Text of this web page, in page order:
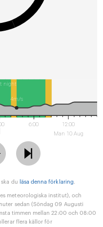
night
6:00
12:00
Man 10 Aug
4m/s
du läsa denna förklaring.
meteorologiska institut), och
sedan (Söndag 09 Augusti
timmen mellan 22:00 och 08:00
flera källor för